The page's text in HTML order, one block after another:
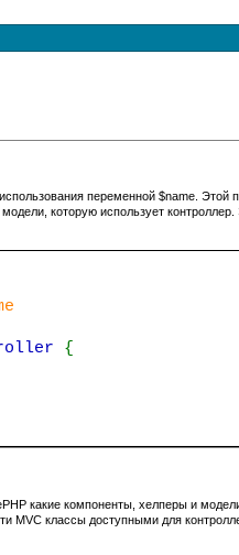
переменной $name.
которую использует
{
какие компоненты, хелперы и
MVC классы доступными для